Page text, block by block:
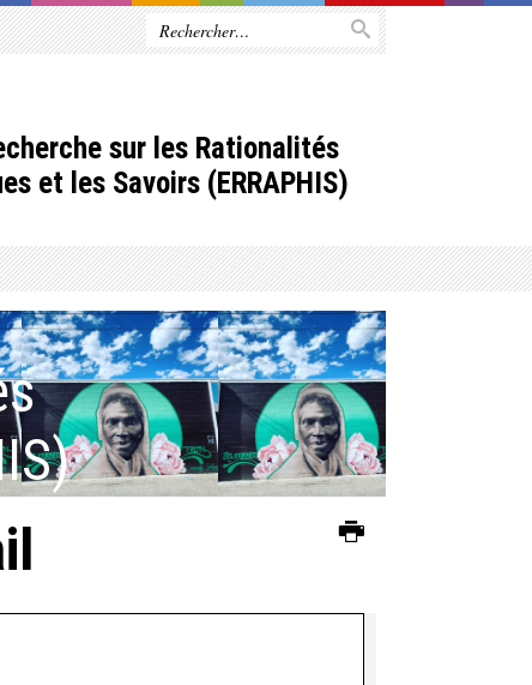
sur les Rationalités
et les Savoirs (ERRAPHIS)